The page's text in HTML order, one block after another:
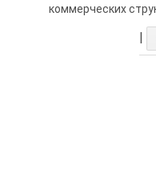
коммерческих